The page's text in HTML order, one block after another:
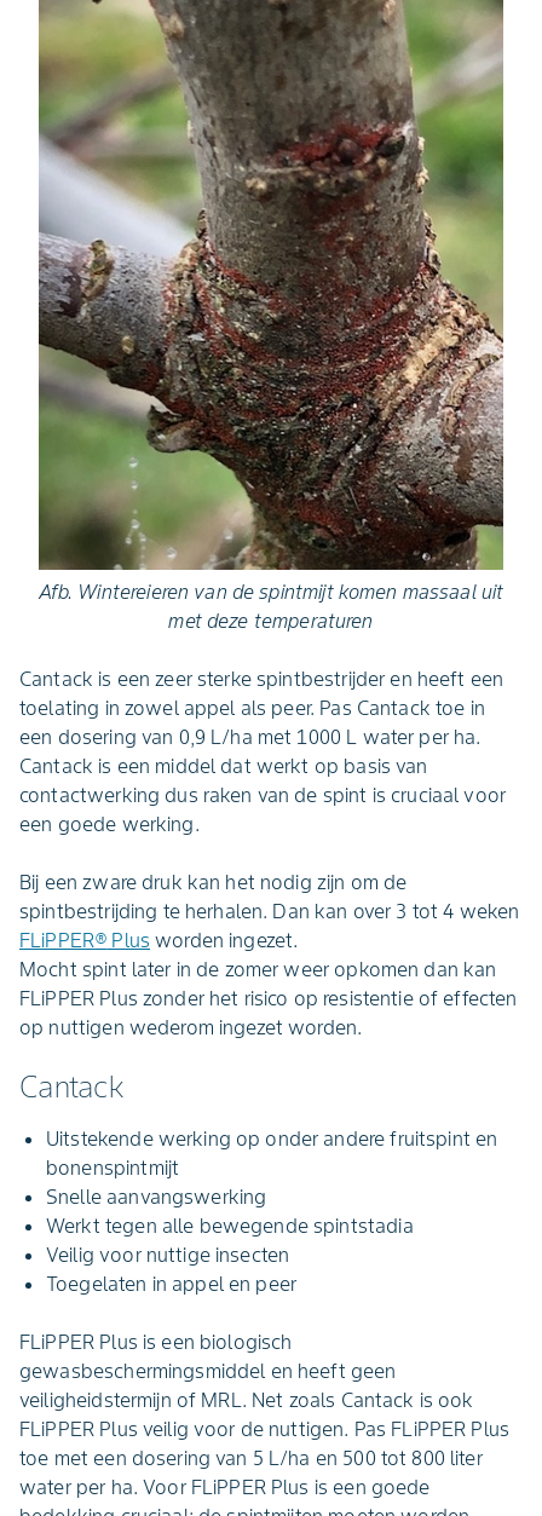
Afb. Wintereieren van de spintmijt komen massaal uit
met deze temperaturen
Cantack is een zeer sterke spintbestrijder en heeft een
toelating in zowel appel als peer. Pas Cantack toe in
een dosering van 0,9 L/ha met 1000 L water per ha.
Cantack is een middel dat werkt op basis van
contactwerking dus raken van de spint is cruciaal voor
een goede werking.
Bij een zware druk kan het nodig zijn om de
spintbestrijding te herhalen. Dan kan over 3 tot 4 weken
FLiPPER® Plus worden ingezet.
Mocht spint later in de zomer weer opkomen dan kan
FLiPPER Plus zonder het risico op resistentie of effecten
op nuttigen wederom ingezet worden.
Cantack
Uitstekende werking op onder andere fruitspint en
bonenspintmijt
Snelle aanvangswerking
Werkt tegen alle bewegende spintstadia
Veilig voor nuttige insecten
Toegelaten in appel en peer
FLiPPER Plus is een biologisch
gewasbeschermingsmiddel en heeft geen
veiligheidstermijn of MRL. Net zoals Cantack is ook
FLiPPER Plus veilig voor de nuttigen. Pas FLiPPER Plus
toe met een dosering van 5 L/ha en 500 tot 800 liter
water per ha. Voor FLiPPER Plus is een goede